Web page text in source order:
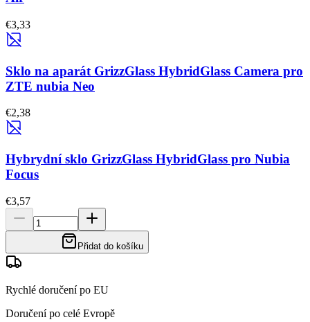
€3,33
Sklo na aparát GrizzGlass HybridGlass Camera pro
ZTE nubia Neo
€2,38
Hybrydní sklo GrizzGlass HybridGlass pro Nubia
Focus
€3,57
Přidat do košíku
Rychlé doručení po EU
Doručení po celé Evropě